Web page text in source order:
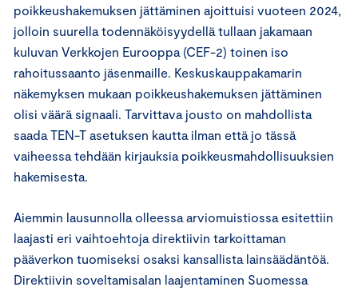
poikkeushakemuksen jättäminen ajoittuisi vuoteen 2024,
jolloin suurella todennäköisyydellä tullaan jakamaan
kuluvan Verkkojen Eurooppa (CEF-2) toinen iso
rahoitussaanto jäsenmaille. Keskuskauppakamarin
näkemyksen mukaan poikkeushakemuksen jättäminen
olisi väärä signaali. Tarvittava jousto on mahdollista
saada TEN-T asetuksen kautta ilman että jo tässä
vaiheessa tehdään kirjauksia poikkeusmahdollisuuksien
hakemisesta.
Aiemmin lausunnolla olleessa arviomuistiossa esitettiin
laajasti eri vaihtoehtoja direktiivin tarkoittaman
pääverkon tuomiseksi osaksi kansallista lainsäädäntöä.
Direktiivin soveltamisalan laajentaminen Suomessa